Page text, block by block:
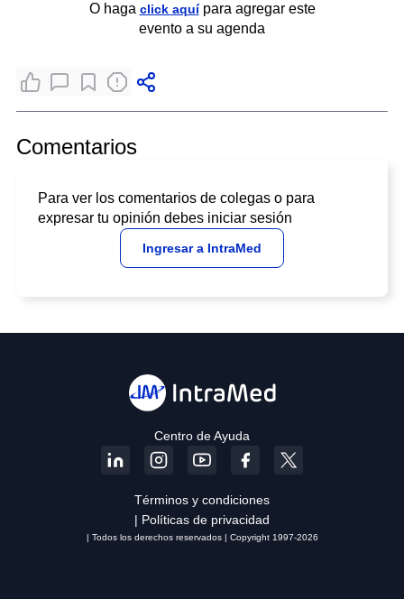
O haga click aquípara agregar este
evento a su agenda
Comentarios
Para ver los comentarios de colegas o para
expresar tu opinión debes iniciar sesión
Ingresar a IntraMed
Centro de Ayuda
Términos y condiciones
| Políticas de privacidad
| Todos los derechos reservados | Copyright 1997-2026